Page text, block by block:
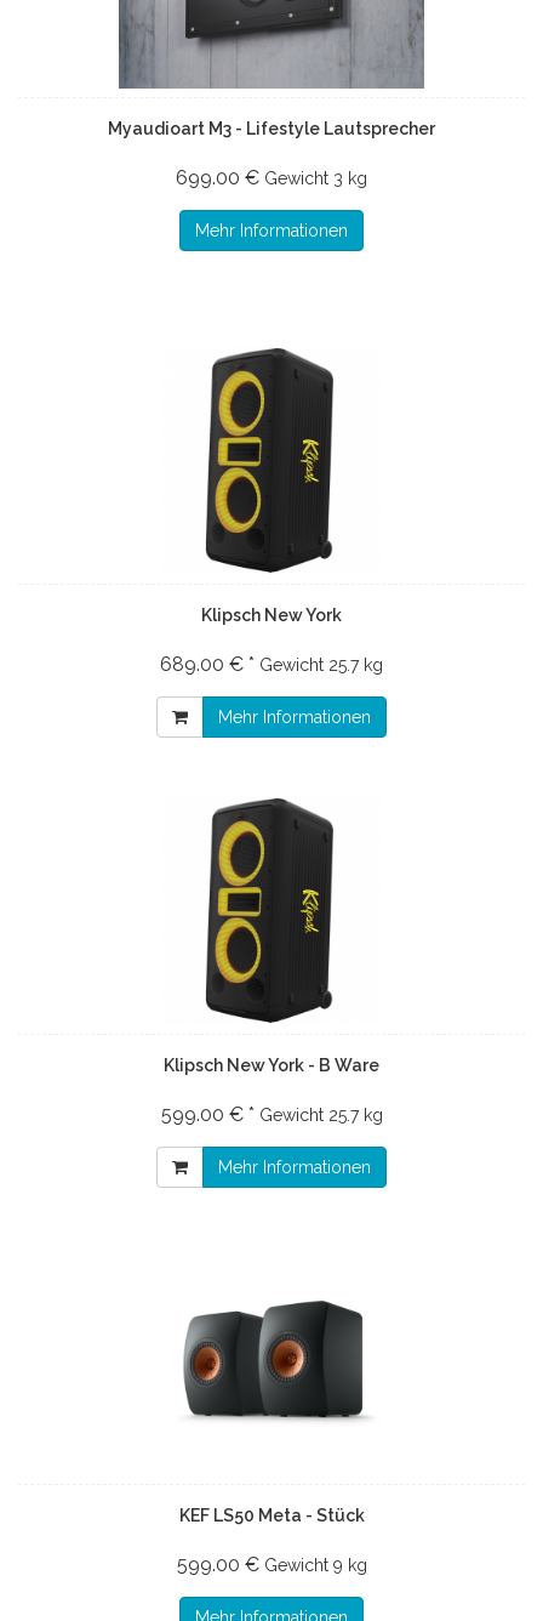
Myaudioart M3 - Lifestyle Lautsprecher
699.00 € Gewicht 3 kg
Mehr Informationen
Klipsch New York
689.00 € * Gewicht 25.7 kg
Mehr Informationen
Klipsch New York - B Ware
599.00 € * Gewicht 25.7 kg
Mehr Informationen
KEF LS50 Meta - Stück
599.00 € Gewicht 9 kg